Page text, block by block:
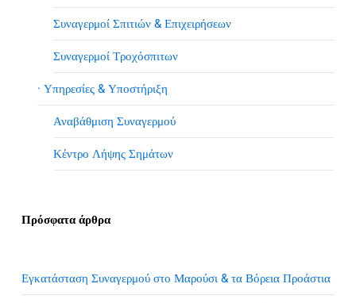
Συναγερμοί Σπιτιών & Επιχειρήσεων
Συναγερμοί Τροχόσπιτων
· Υπηρεσίες & Υποστήριξη
Αναβάθμιση Συναγερμού
Κέντρο Λήψης Σημάτων
Πρόσφατα άρθρα
Εγκατάσταση Συναγερμού στο Μαρούσι & τα Βόρεια Προάστια